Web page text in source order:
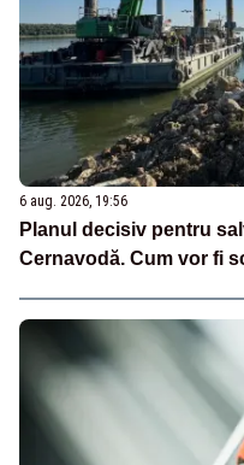
6 aug. 2026, 19:56
Planul decisiv pentru
Cernavodă. Cum vor fi